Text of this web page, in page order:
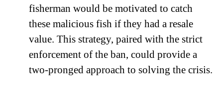
fisherman would be motivated to catch
these malicious fish if they had a resale
value. This strategy, paired with the strict
enforcement of the ban, could provide a
two-pronged approach to solving the crisis.